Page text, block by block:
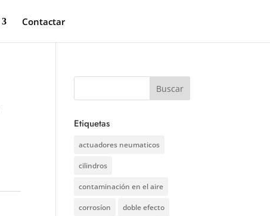
Contactar
Etiquetas
actuadores neumaticos
cilindros
contaminación en el aire
corrosíon doble efecto